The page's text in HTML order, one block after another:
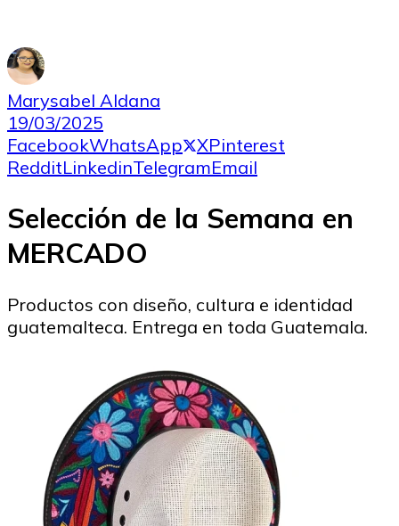
Marysabel Aldana
19/03/2025
FacebookWhatsApp XPinterest
RedditLinkedinTelegramEmail
Selección de la Semana en
MERCADO
Productos con diseño, cultura e identidad
guatemalteca. Entrega en toda Guatemala.